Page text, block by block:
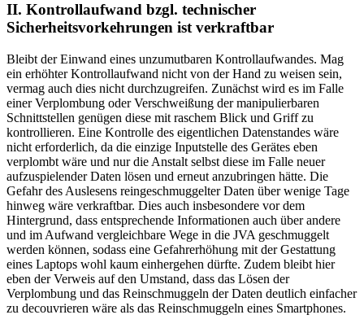
II. Kontrollaufwand bzgl. technischer
Sicherheitsvorkehrungen ist verkraftbar
Bleibt der Einwand eines unzumutbaren Kontrollaufwandes. Mag
ein erhöhter Kontrollaufwand nicht von der Hand zu weisen sein,
vermag auch dies nicht durchzugreifen. Zunächst wird es im Falle
einer Verplombung oder Verschweißung der manipulierbaren
Schnittstellen genügen diese mit raschem Blick und Griff zu
kontrollieren. Eine Kontrolle des eigentlichen Datenstandes wäre
nicht erforderlich, da die einzige Inputstelle des Gerätes eben
verplombt wäre und nur die Anstalt selbst diese im Falle neuer
aufzuspielender Daten lösen und erneut anzubringen hätte. Die
Gefahr des Auslesens reingeschmuggelter Daten über wenige Tage
hinweg wäre verkraftbar. Dies auch insbesondere vor dem
Hintergrund, dass entsprechende Informationen auch über andere
und im Aufwand vergleichbare Wege in die JVA geschmuggelt
werden können, sodass eine Gefahrerhöhung mit der Gestattung
eines Laptops wohl kaum einhergehen dürfte. Zudem bleibt hier
eben der Verweis auf den Umstand, dass das Lösen der
Verplombung und das Reinschmuggeln der Daten deutlich einfacher
zu decouvrieren wäre als das Reinschmuggeln eines Smartphones.